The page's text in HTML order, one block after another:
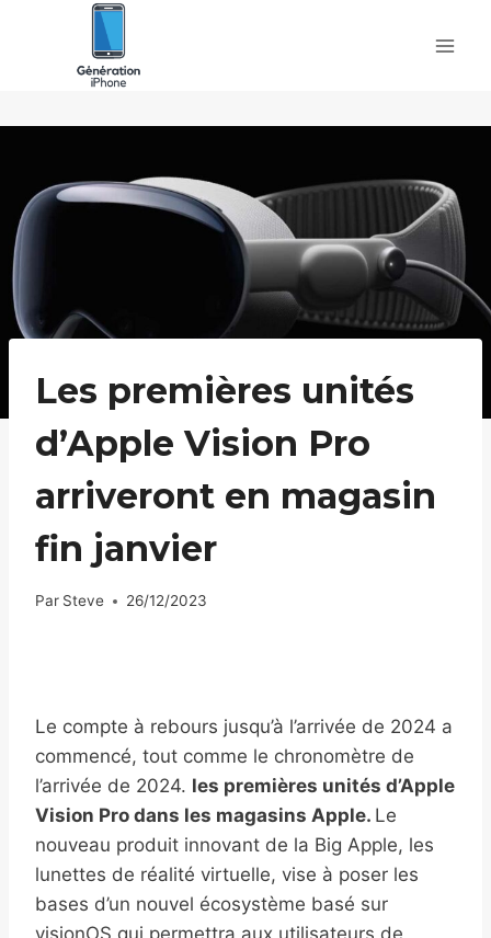
Les premières unités
d’Apple Vision Pro
arriveront en magasin
fin janvier
Par Steve 26/12/2023
Le compte à rebours jusqu’à l’arrivée de 2024 a
commencé, tout comme le chronomètre de
l’arrivée de 2024. les premières unités d’Apple
Vision Pro dans les magasins Apple. Le
nouveau produit innovant de la Big Apple, les
lunettes de réalité virtuelle, vise à poser les
bases d’un nouvel écosystème basé sur